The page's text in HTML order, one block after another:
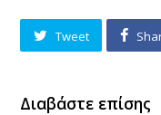
Tweet
Διαβάστε επίσης